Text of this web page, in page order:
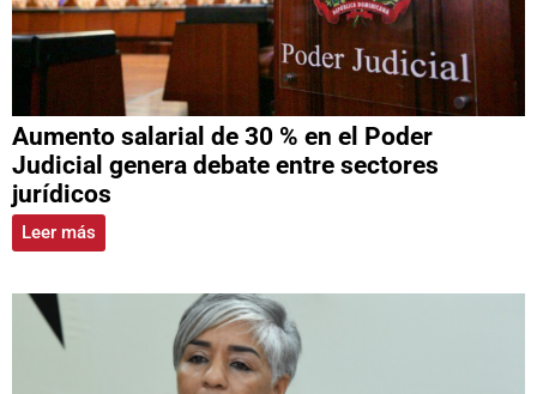
Aumento salarial de 30 % en el Poder
Judicial genera debate entre sectores
jurídicos
Leer más